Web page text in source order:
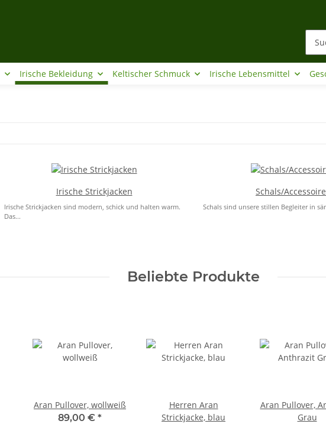
Irische Bekleidung Keltischer Schmuck Irische Lebensmittel
Irische Strickjacken
Irische Strickjacken sind modern, schick und halten warm.
Das...
Schals/
Schals sind unsere stillen Begleiter in
Beliebte Produkte
Aran Pullover, wollweiß
89,00 € *
Herren Aran
Strickjacke, blau
Aran Pullover,
Grau